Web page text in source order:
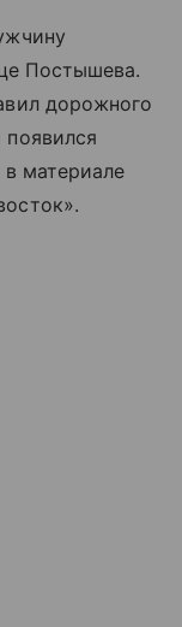
Постышева.
дорожного
материале